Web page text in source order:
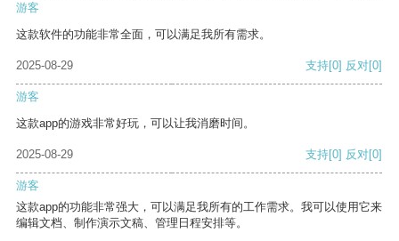
游客
这款软件的功能非常全面，可以满足我所有需求。
2025-08-29 支持[0] 反对[0]
游客
这款app的游戏非常好玩，可以让我消磨时间。
2025-08-29 支持[0] 反对[0]
游客
这款app的功能非常强大，可以满足我所有的工作需求。我可以使用它来
编辑文档、制作演示文稿、管理日程安排等。